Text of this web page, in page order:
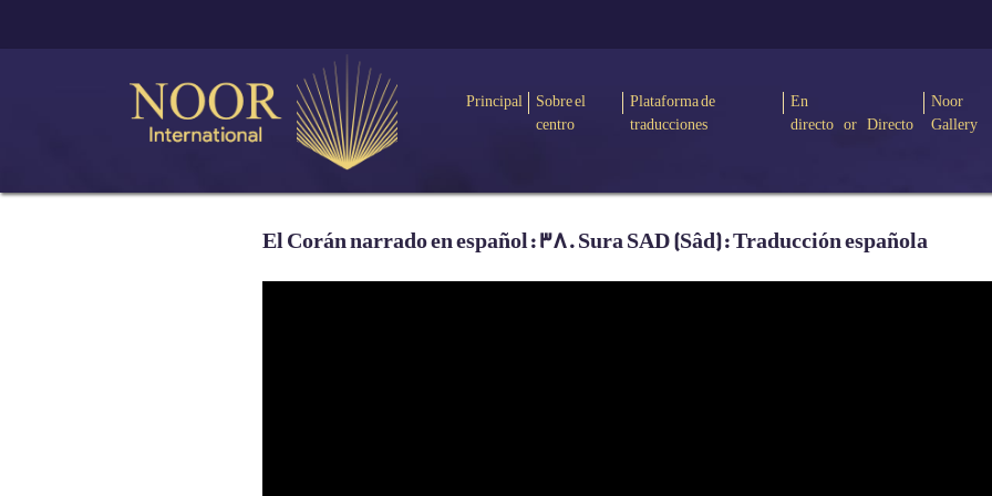
Principal
Sobre el
centro
Plataforma de
traducciones
En
directo or Directo
Noor
Gallery
El Corán narrado en español: 38. Sura SAD (Sâd): Traducción española